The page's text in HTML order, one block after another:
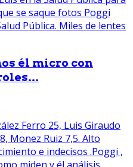
él micro con